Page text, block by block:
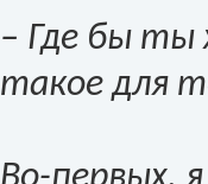
– Где бы ты
такое для